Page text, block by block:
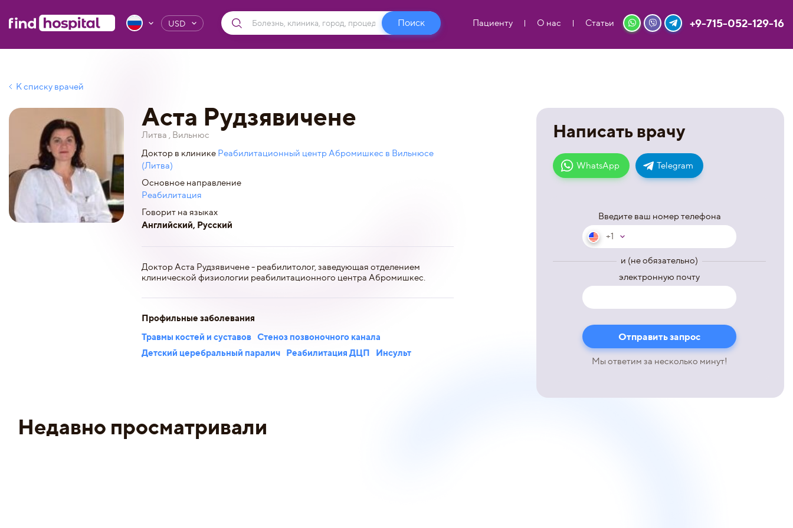
USD Пациенту О нас Статьи +9-715-052-129-16
К списку врачей
Написать врачу
WhatsApp Telegram
Введите ваш номер телефона
+1
и (не обязательно)
электронную почту
Мы ответим за несколько минут!
Аста Рудзявичене
Литва , Вильнюс
Доктор в клинике Реабилитационный центр Абромишкес в Вильнюсе
(Литва)
Основное направление
Реабилитация
Говорит на языках
Английский, Русский
Доктор Аста Рудзявичене - реабилитолог, заведующая отделением
клинической физиологии реабилитационного центра Абромишкес.
Профильные заболевания
Травмы костей и суставов Стеноз позвоночного канала
Детский церебральный паралич Реабилитация ДЦП Инсульт
Недавно просматривали